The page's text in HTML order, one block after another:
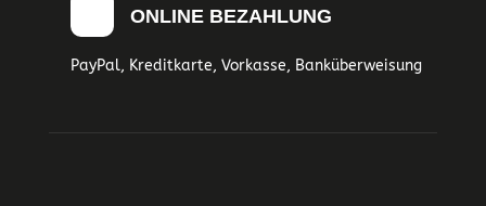
ONLINE BEZAHLUNG
PayPal, Kreditkarte, Vorkasse, Banküberweisung